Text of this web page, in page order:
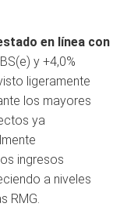
en línea con
y +4,0%
ligeramente
los mayores
ya
ingresos
a niveles
RMG.